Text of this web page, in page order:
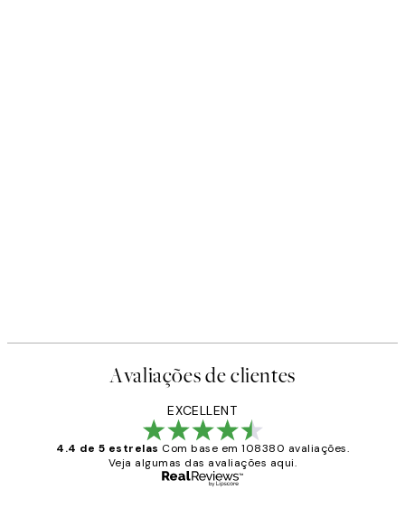
Avaliações de clientes
EXCELLENT
4.4 de 5 estrelas Com base em 108380 avaliações.
Veja algumas das avaliações aqui.